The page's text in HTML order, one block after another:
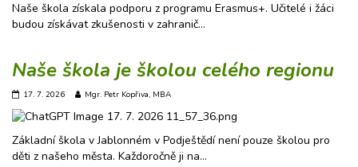
Naše škola získala podporu z programu Erasmus+. Učitelé i žáci
budou získávat zkušenosti v zahranič…
Naše škola je školou celého regionu
17. 7. 2026 Mgr. Petr Kopřiva, MBA
Základní škola v Jablonném v Podještědí není pouze školou pro
děti z našeho města. Každoročně ji na…